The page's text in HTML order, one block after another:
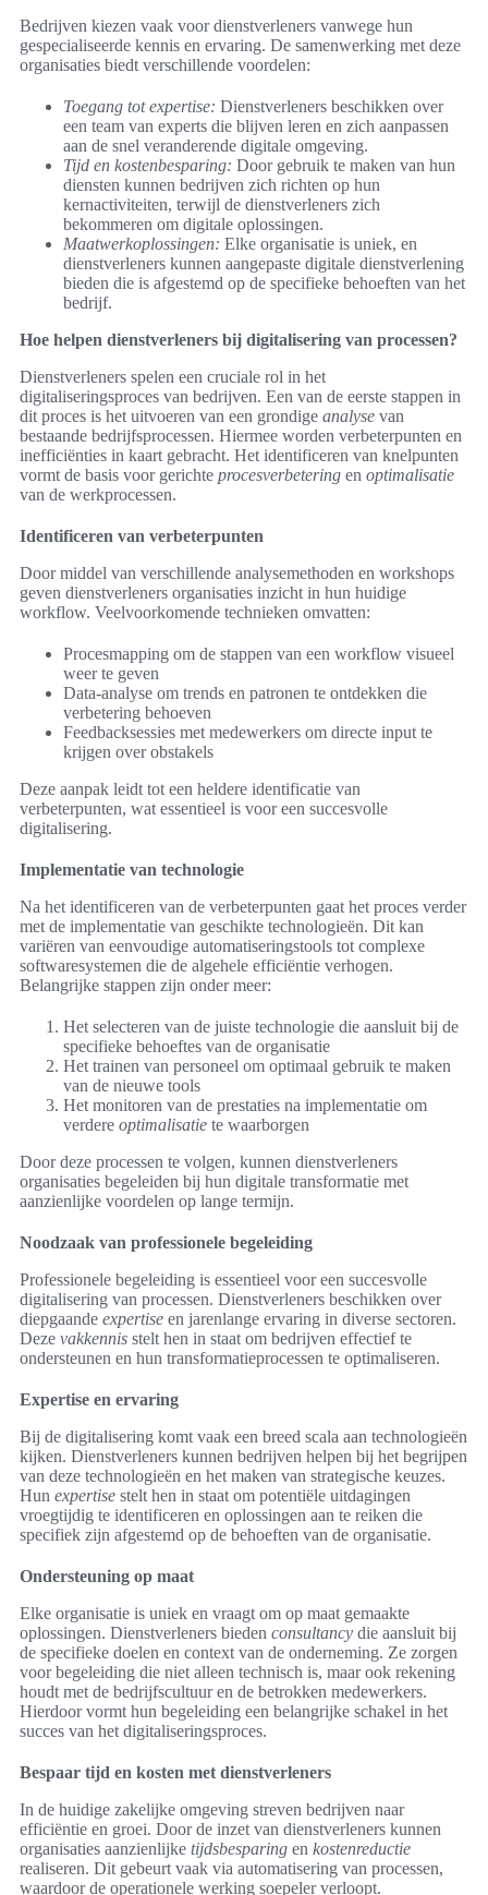
Bedrijven kiezen vaak voor dienstverleners vanwege hun
gespecialiseerde kennis en ervaring. De samenwerking met deze
organisaties biedt verschillende voordelen:
Toegang tot expertise: Dienstverleners beschikken over
een team van experts die blijven leren en zich aanpassen
aan de snel veranderende digitale omgeving.
Tijd en kostenbesparing: Door gebruik te maken van hun
diensten kunnen bedrijven zich richten op hun
kernactiviteiten, terwijl de dienstverleners zich
bekommeren om digitale oplossingen.
Maatwerkoplossingen: Elke organisatie is uniek, en
dienstverleners kunnen aangepaste digitale dienstverlening
bieden die is afgestemd op de specifieke behoeften van het
bedrijf.
Hoe helpen dienstverleners bij digitalisering van processen?
Dienstverleners spelen een cruciale rol in het
digitaliseringsproces van bedrijven. Een van de eerste stappen in
dit proces is het uitvoeren van een grondige analyse van
bestaande bedrijfsprocessen. Hiermee worden verbeterpunten en
inefficiënties in kaart gebracht. Het identificeren van knelpunten
vormt de basis voor gerichte procesverbetering en optimalisatie
van de werkprocessen.
Identificeren van verbeterpunten
Door middel van verschillende analysemethoden en workshops
geven dienstverleners organisaties inzicht in hun huidige
workflow. Veelvoorkomende technieken omvatten:
Procesmapping om de stappen van een workflow visueel
weer te geven
Data-analyse om trends en patronen te ontdekken die
verbetering behoeven
Feedbacksessies met medewerkers om directe input te
krijgen over obstakels
Deze aanpak leidt tot een heldere identificatie van
verbeterpunten, wat essentieel is voor een succesvolle
digitalisering.
Implementatie van technologie
Na het identificeren van de verbeterpunten gaat het proces verder
met de implementatie van geschikte technologieën. Dit kan
variëren van eenvoudige automatiseringstools tot complexe
softwaresystemen die de algehele efficiëntie verhogen.
Belangrijke stappen zijn onder meer:
Het selecteren van de juiste technologie die aansluit bij de
specifieke behoeftes van de organisatie
Het trainen van personeel om optimaal gebruik te maken
van de nieuwe tools
Het monitoren van de prestaties na implementatie om
verdere optimalisatie te waarborgen
Door deze processen te volgen, kunnen dienstverleners
organisaties begeleiden bij hun digitale transformatie met
aanzienlijke voordelen op lange termijn.
Noodzaak van professionele begeleiding
Professionele begeleiding is essentieel voor een succesvolle
digitalisering van processen. Dienstverleners beschikken over
diepgaande expertise en jarenlange ervaring in diverse sectoren.
Deze vakkennis stelt hen in staat om bedrijven effectief te
ondersteunen en hun transformatieprocessen te optimaliseren.
Expertise en ervaring
Bij de digitalisering komt vaak een breed scala aan technologieën
kijken. Dienstverleners kunnen bedrijven helpen bij het begrijpen
van deze technologieën en het maken van strategische keuzes.
Hun expertise stelt hen in staat om potentiële uitdagingen
vroegtijdig te identificeren en oplossingen aan te reiken die
specifiek zijn afgestemd op de behoeften van de organisatie.
Ondersteuning op maat
Elke organisatie is uniek en vraagt om op maat gemaakte
oplossingen. Dienstverleners bieden consultancy die aansluit bij
de specifieke doelen en context van de onderneming. Ze zorgen
voor begeleiding die niet alleen technisch is, maar ook rekening
houdt met de bedrijfscultuur en de betrokken medewerkers.
Hierdoor vormt hun begeleiding een belangrijke schakel in het
succes van het digitaliseringsproces.
Bespaar tijd en kosten met dienstverleners
In de huidige zakelijke omgeving streven bedrijven naar
efficiëntie en groei. Door de inzet van dienstverleners kunnen
organisaties aanzienlijke tijdsbesparing en kostenreductie
realiseren. Dit gebeurt vaak via automatisering van processen,
waardoor de operationele werking soepeler verloopt.